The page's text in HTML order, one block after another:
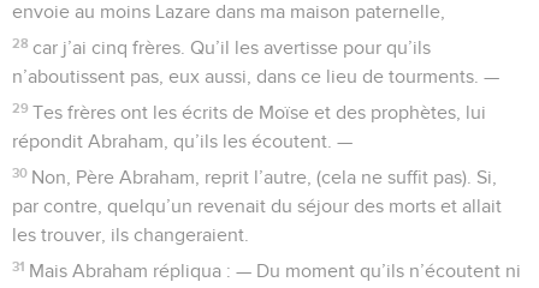
envoie au moins Lazare dans ma maison paternelle,
28 car j’ai cinq frères. Qu’il les avertisse pour qu’ils
n’aboutissent pas, eux aussi, dans ce lieu de tourments. —
29 Tes frères ont les écrits de Moïse et des prophètes, lui
répondit Abraham, qu’ils les écoutent. —
30 Non, Père Abraham, reprit l’autre, (cela ne suffit pas). Si,
par contre, quelqu’un revenait du séjour des morts et allait
les trouver, ils changeraient.
31 Mais Abraham répliqua : — Du moment qu’ils n’écoutent ni